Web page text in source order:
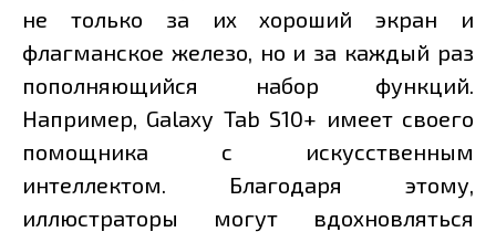
не только за их хороший экран и
флагманское железо, но и за каждый раз
пополняющийся набор функций.
Например, Galaxy Tab S10+ имеет своего
помощника с искусственным
интеллектом. Благодаря этому,
иллюстраторы могут вдохновляться